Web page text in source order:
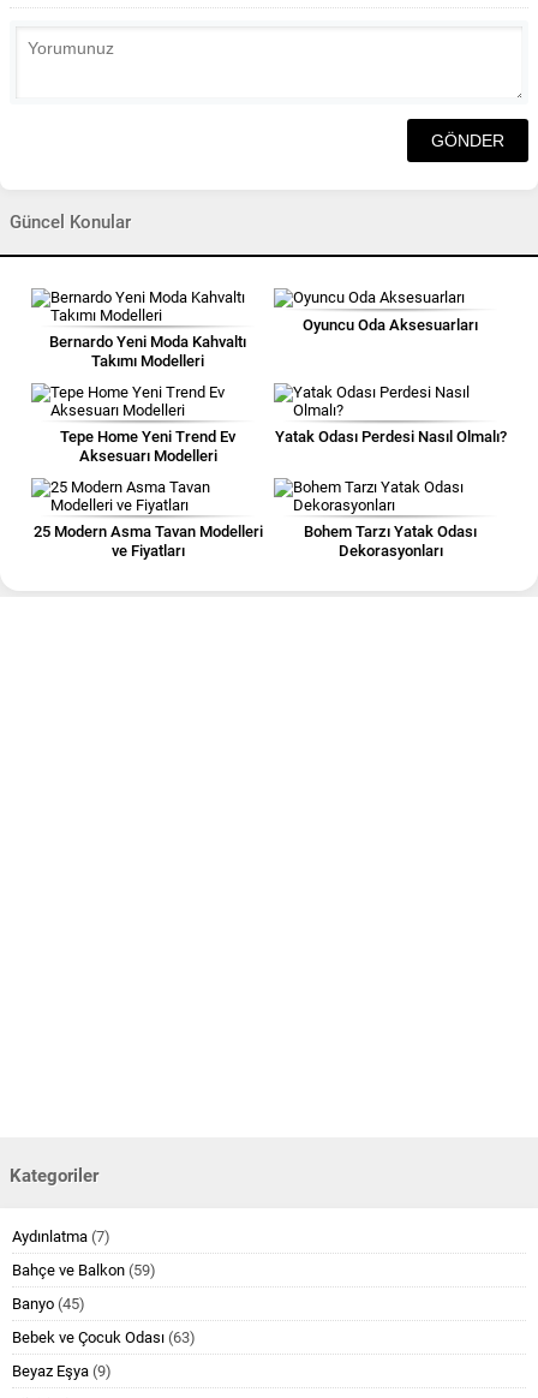
Güncel Konular
Bernardo Yeni Moda Kahvaltı
Takımı Modelleri
Oyuncu Oda Aksesuarları
Tepe Home Yeni Trend Ev
Aksesuarı Modelleri
Yatak Odası Perdesi Nasıl Olmalı?
25 Modern Asma Tavan Modelleri
ve Fiyatları
Bohem Tarzı Yatak Odası
Dekorasyonları
Kategoriler
Aydınlatma (7)
Bahçe ve Balkon (59)
Banyo (45)
Bebek ve Çocuk Odası (63)
Beyaz Eşya (9)